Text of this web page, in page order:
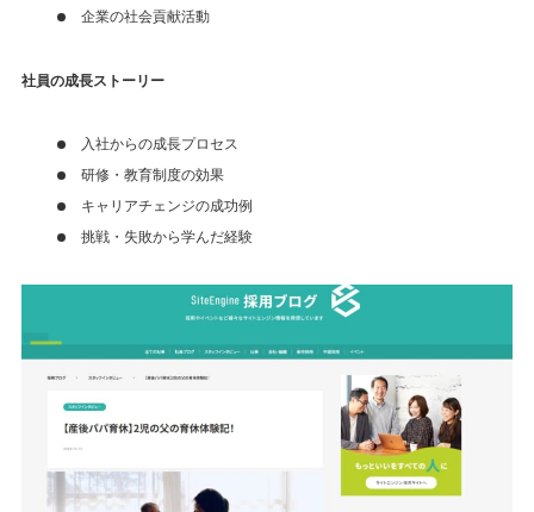
企業の社会貢献活動
社員の成長ストーリー
入社からの成長プロセス
研修・教育制度の効果
キャリアチェンジの成功例
挑戦・失敗から学んだ経験